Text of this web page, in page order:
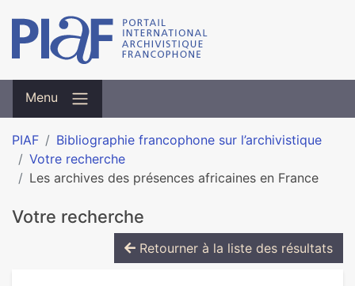
Menu
PIAF
Bibliographie francophone sur l’archivistique
Votre recherche
Les archives des présences africaines en France
Votre recherche
Retourner à la liste des résultats